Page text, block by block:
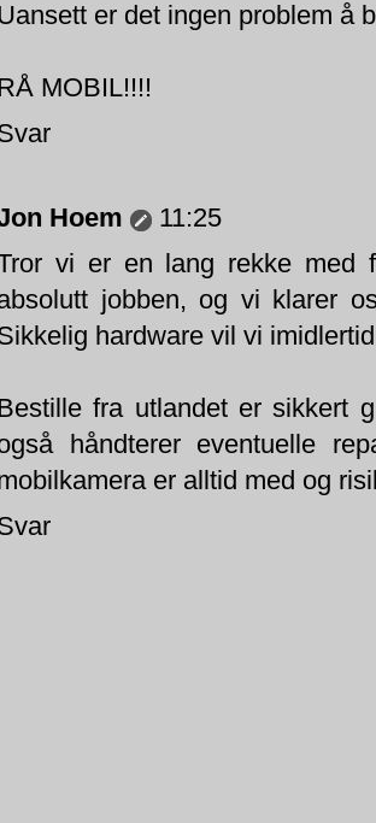
er det ingen problem å
MOBIL!!!!
Hoem
11:25
vi er en lang rekke med
jobben, og vi klarer
hardware vil vi
fra utlandet er sikkert
håndterer eventuelle
er alltid med og